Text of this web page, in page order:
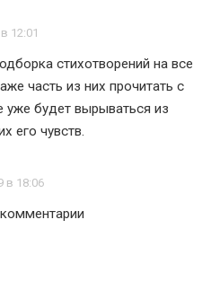
12:01
стихотворений на все
часть из них прочитать с
будет вырываться из
его чувств.
в 18:06